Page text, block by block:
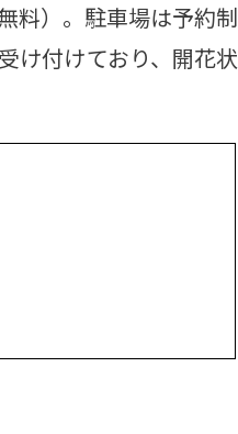
料）。駐車場は予約制
け付けており、開花状